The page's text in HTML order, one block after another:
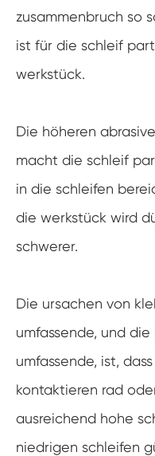
zusammenbruch so
ist für die schleif
werkstück.
Die höheren
macht die schleif
in die schleifen
die werkstück wird
schwerer.
Die ursachen von
umfassende, und
umfassende, ist,
kontaktieren rad
ausreichend hohe
niedrigen schleifen